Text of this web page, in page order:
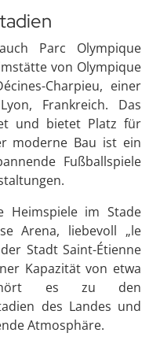
Parc Olympique
von Olympique
Charpieu, einer
Frankreich. Das
und bietet Platz für
moderne Bau ist ein
Fußballspiele
Heimspiele im Stade
Arena, liebevoll „le
Stadt Saint-Étienne
Kapazität von etwa
es zu den
des Landes und
Atmosphäre.